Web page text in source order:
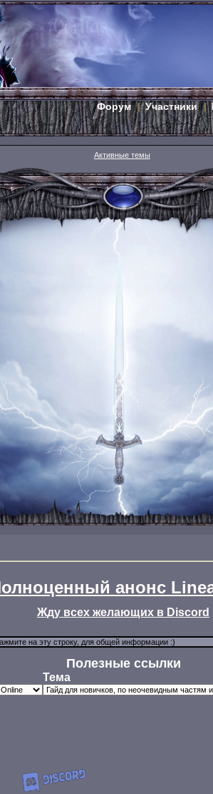
Форум Участники
Активные темы
анонс
Жду всех желающих в Discord
Полезные ссылки
Тема